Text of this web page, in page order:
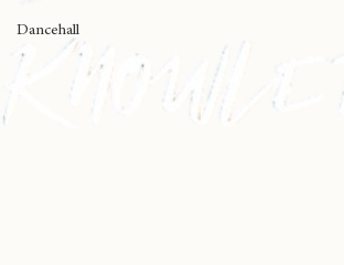
Black Music
Dancehall